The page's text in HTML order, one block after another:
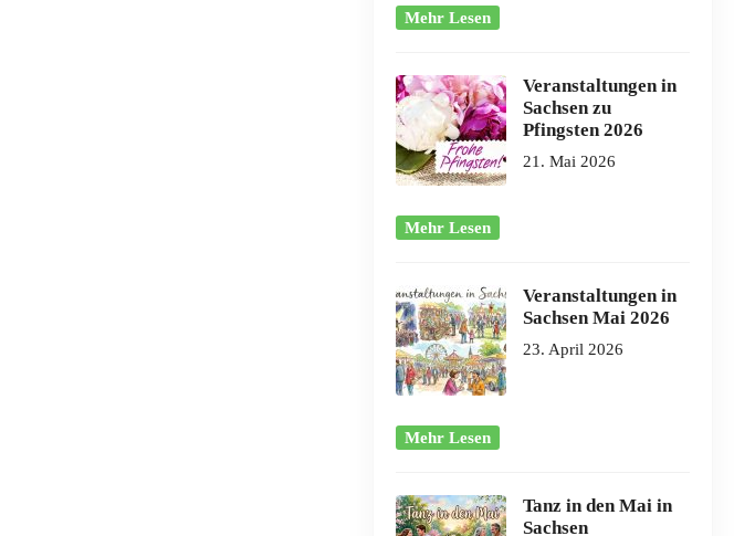
Mehr Lesen
Veranstaltungen in
Sachsen zu
Pfingsten 2026
21. Mai 2026
Mehr Lesen
Veranstaltungen in
Sachsen Mai 2026
23. April 2026
Mehr Lesen
Tanz in den Mai in
Sachsen